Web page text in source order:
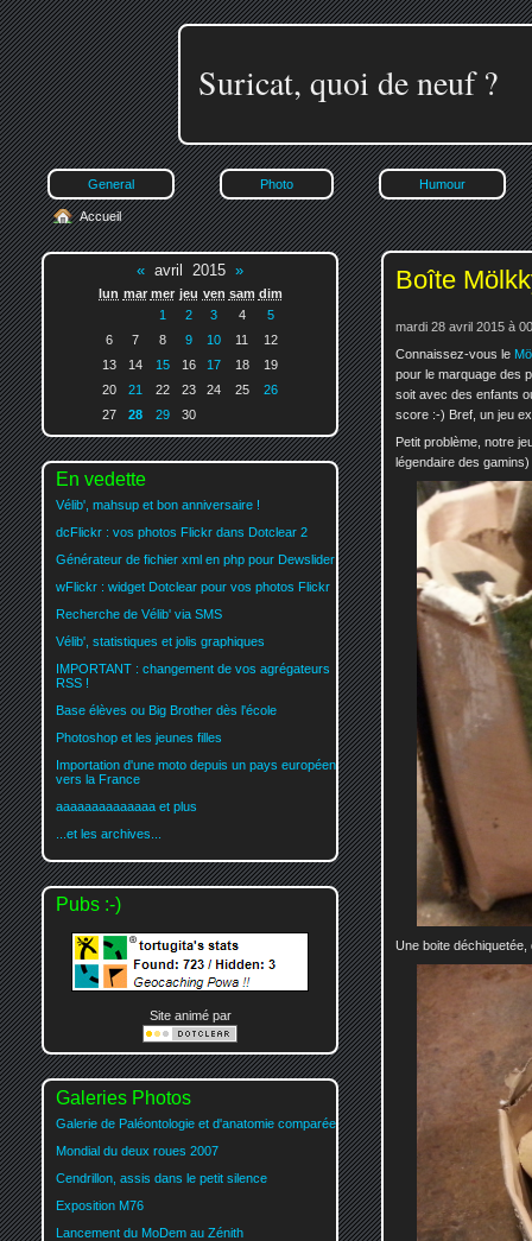
Suricat, quoi de neuf ?
General Photo Humour
Boîte
mardi 28 avril 2015 à
Connaissez-vous le
pour le marquage des
soit avec des enfants
score :-) Bref, un jeu
Petit problème, notre
légendaire des
Une boite déchiquetée,
Accueil
« avril 2015 »
lun mar mer jeu ven sam dim
1
2 3 4
5
6
7 8 9 10 11
12
13
14 15 16 17 18
19
20
21 22 23 24 25
26
27
28 29 30
En vedette
Vélib', mahsup et bon anniversaire !
dcFlickr : vos photos Flickr dans Dotclear 2
Générateur de fichier xml en php pour Dewslider
wFlickr : widget Dotclear pour vos photos Flickr
Recherche de Vélib' via SMS
Vélib', statistiques et jolis graphiques
IMPORTANT : changement de vos agrégateurs
RSS !
Base élèves ou Big Brother dès l'école
Photoshop et les jeunes filles
Importation d'une moto depuis un pays européen
vers la France
aaaaaaaaaaaaaa et plus
...et les archives...
Pubs :-)
Site animé par
Galeries Photos
Galerie de Paléontologie et d'anatomie comparée
Mondial du deux roues 2007
Cendrillon, assis dans le petit silence
Exposition M76
Lancement du MoDem au Zénith